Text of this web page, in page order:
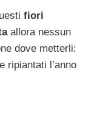
fiori
allora nessun
dove metterli:
ripiantati l’anno